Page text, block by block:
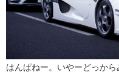
はんぱねー。いやーどっから